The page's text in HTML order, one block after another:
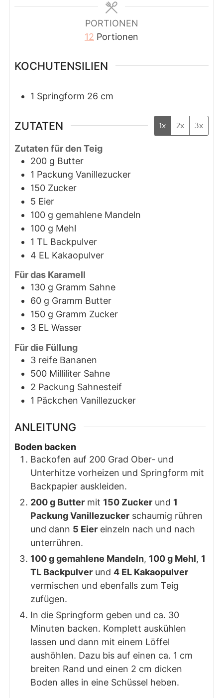
PORTIONEN
12 Portionen
KOCHUTENSILIEN
1 Springform 26 cm
ZUTATEN 1x 2x 3x
Zutaten für den Teig
200 g Butter
1 Packung Vanillezucker
150 Zucker
5 Eier
100 g gemahlene Mandeln
100 g Mehl
1 TL Backpulver
4 EL Kakaopulver
Für das Karamell
130 g Gramm Sahne
60 g Gramm Butter
150 g Gramm Zucker
3 EL Wasser
Für die Füllung
3 reife Bananen
500 Milliliter Sahne
2 Packung Sahnesteif
1 Päckchen Vanillezucker
ANLEITUNG
Boden backen
Backofen auf 200 Grad Ober- und
Unterhitze vorheizen und Springform mit
Backpapier auskleiden.
200 g Buttermit 150 Zuckerund 1
Packung Vanillezuckerschaumig rühren
und dann 5 Eiereinzeln nach und nach
unterrühren.
100 g gemahlene Mandeln, 100 g Mehl, 1
TL Backpulverund 4 EL Kakaopulver
vermischen und ebenfalls zum Teig
zufügen.
In die Springform geben und ca. 30
Minuten backen. Komplett auskühlen
lassen und dann mit einem Löffel
aushöhlen. Dazu bis auf einen ca. 1 cm
breiten Rand und einen 2 cm dicken
Boden alles in eine Schüssel heben.